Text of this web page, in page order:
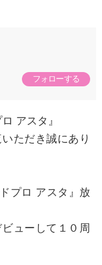
フォローする
アスタ』
ただき誠にあり
プロ アスタ』放
ューして１０周